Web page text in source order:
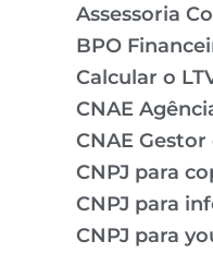
Assessoria
BPO
Calcular o
CNAE
CNAE
CNPJ para
CNPJ para
CNPJ para